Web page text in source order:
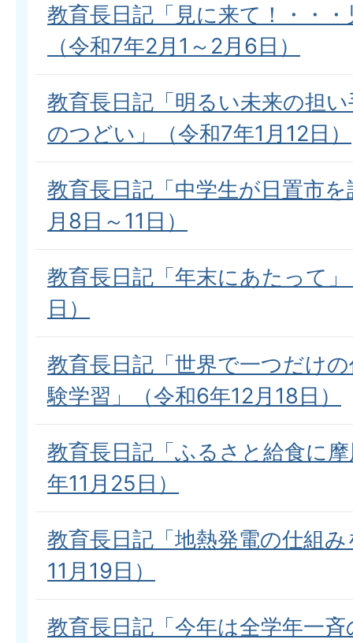
教育長日記「見に来て！・・
（令和7年2月1～2月6日）
教育長日記「明るい未来の担
のつどい」（令和7年1月12日）
教育長日記「中学生が日置市
月8日～11日）
教育長日記「年末にあたって
日）
教育長日記「世界で一つだけ
験学習」（令和6年12月18日）
教育長日記「ふるさと給食に
年11月25日）
教育長日記「地熱発電の仕組
11月19日）
教育長日記「今年は全学年一